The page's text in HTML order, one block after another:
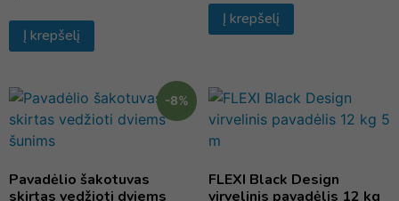
Į krepšelį
Į krepšelį
-8%
Pavadėlio šakotuvas
skirtas vedžioti dviems
FLEXI Black Design
virvelinis pavadėlis 12 kg